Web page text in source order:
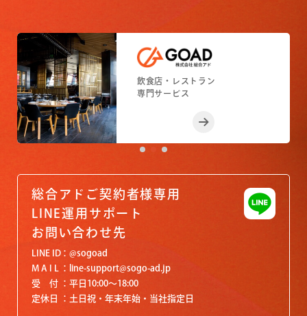
小売店舗
専門サービス
フィットネスジム
専門サービス
飲食店・レストラン
専門サービス
小売店舗
専門サービス
フィットネスジム
専門サービス
総合アドご契約者様専用
LINE運用サポート
お問い合わせ先
LINE ID
@sogoad
M A I L
line-support@sogo-ad.jp
受 付
平日10:00〜18:00
定休日
土日祝・年末年始・当社指定日